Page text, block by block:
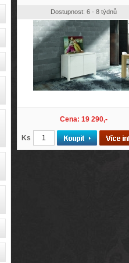
Dostupnost: 6 - 8 týdnů
Cena: 19 290,-
Ks